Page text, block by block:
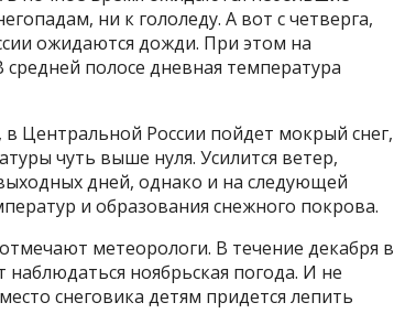
ни к гололеду. А вот с четверга,
ожидаются дожди. При этом на
полосе дневная температура
Центральной России пойдет мокрый снег,
чуть выше нуля. Усилится ветер,
дней, однако и на следующей
и образования снежного покрова.
метеорологи. В течение декабря в
ноябрьская погода. И не
снеговика детям придется лепить